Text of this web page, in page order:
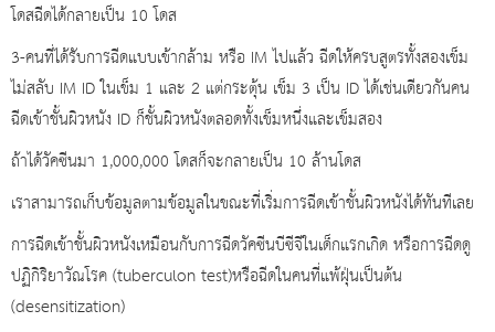
โดสฉีดได้กลายเป็น 10 โดส
3-คนที่ได้รับการฉีดแบบเข้ากล้าม หรือ IM ไปแล้ว ฉีดให้ครบสูตรทั้งสองเข็ม
ไม่สลับ IM ID ในเข็ม 1 และ 2 แต่กระตุ้น เข็ม 3 เป็น ID ได้เช่นเดียวกันคน
ฉีดเข้าชั้นผิวหนัง ID ก็ชั้นผิวหนังตลอดทั้งเข็มหนึ่งและเข็มสอง
ถ้าได้วัคซีนมา 1,000,000 โดสก็จะกลายเป็น 10 ล้านโดส
เราสามารถเก็บข้อมูลตามข้อมูลในขณะที่เริ่มการฉีดเข้าชั้นผิวหนังได้ทันทีเลย
การฉีดเข้าชั้นผิวหนังเหมือนกับการฉีดวัคซีนบีซีจีในเด็กแรกเกิด หรือการฉีดดู
ปฏิกิริยาวัณโรค (tuberculon test)หรือฉีดในคนที่แพ้ฝุ่นเป็นต้น
(desensitization)